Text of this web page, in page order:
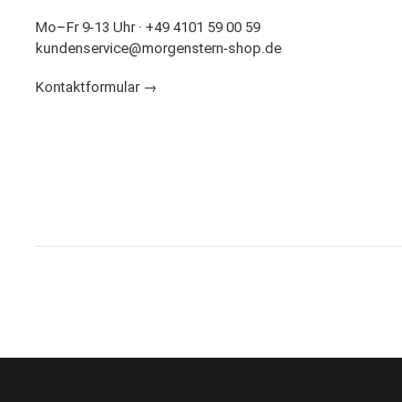
Mo–Fr 9-13 Uhr · +49 4101 59 00 59
kundenservice@morgenstern-shop.de
Kontaktformular →